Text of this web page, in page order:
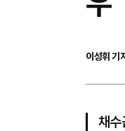
이성휘 기
채수